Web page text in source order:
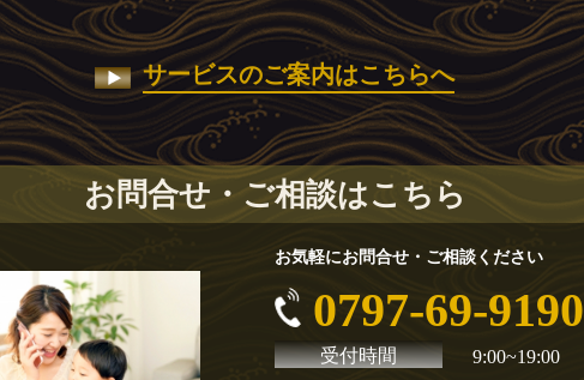
サービスのご案内はこちらへ
お問合せ・ご相談はこちら
お気軽にお問合せ・ご相談ください
0797-69-9190
受付時間
9:00~19:00